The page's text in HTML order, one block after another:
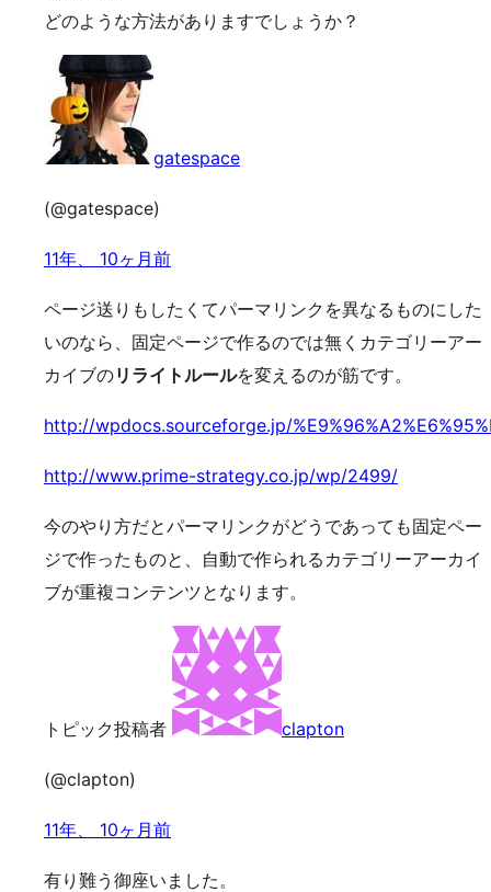
どのような方法がありますでしょうか？
gatespace
(@gatespace)
11年、 10ヶ月前
ページ送りもしたくてパーマリンクを異なるものにした
いのなら、固定ページで作るのでは無くカテゴリーアー
カイブのリライトルールを変えるのが筋です。
http://wpdocs.sourceforge.jp/
http://www.prime-strategy.co.jp/wp/2499/
今のやり方だとパーマリンクがどうであっても固定ペー
ジで作ったものと、自動で作られるカテゴリーアーカイ
ブが重複コンテンツとなります。
トピック投稿者 clapton
(@clapton)
11年、 10ヶ月前
有り難う御座いました。